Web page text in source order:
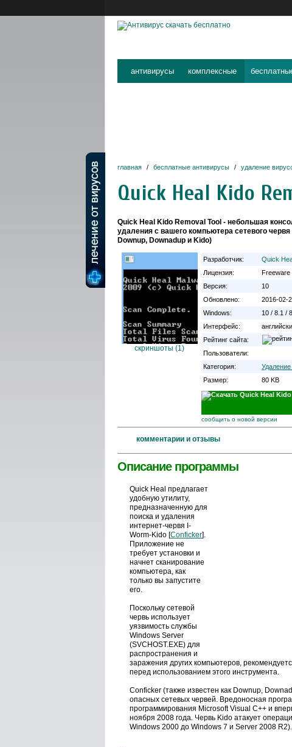
антивирусы комплексные
главная / бесплатные антивирусы / удаление
Quick Heal Kido
Quick Heal Kido Removal Tool - небольшая
удаления с вашего компьютера сетевого
Downup, Downadup и Kido)
cкриншоты (1)
Разработчик:
Quick
Лицензия:
Freeware
Версия:
10
Обновлено:
2016-02-
Windows:
10 / 8.1 /
Интерфейс:
Рейтинг сайта:
Пользователи:
Категория:
Размер:
80 KB
сообщить о новой версии
комментарии и отзывы
Описание программы
Quick Heal предлагает
удобную утилиту,
предназначенную для
поиска и удаления
интернет-червя I-
Worm-Kido [Conficker].
Приложение не
требует установки и
начнет сканирование
компьютера, как
только вы запустите
его.
Поскольку сетевой
червь использует
уязвимость службы
Windows Server
(SVCHOST.EXE) для
распространения и
заражения других компьютеров,
перед использованием этого инструмента.
Conficker (также известен как Downup,
опасных сетевых червей. Вредоносная
программирования Microsoft Visual C++ и
ноября 2008 года. Червь Kido атакует
Windows 2000 до Windows 7 и Server 2008 R2).